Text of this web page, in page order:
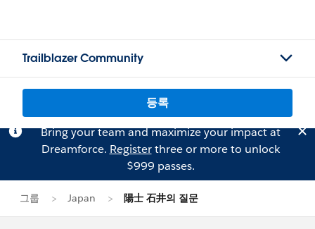
Trailblazer Community
등록
Bring your team and maximize your impact at
Dreamforce. Registerthree or more to unlock
$999 passes.
그룹 Japan 陽士 石井의 질문